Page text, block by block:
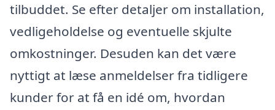
tilbuddet. Se efter detaljer om installation,
vedligeholdelse og eventuelle skjulte
omkostninger. Desuden kan det være
nyttigt at læse anmeldelser fra tidligere
kunder for at få en idé om, hvordan